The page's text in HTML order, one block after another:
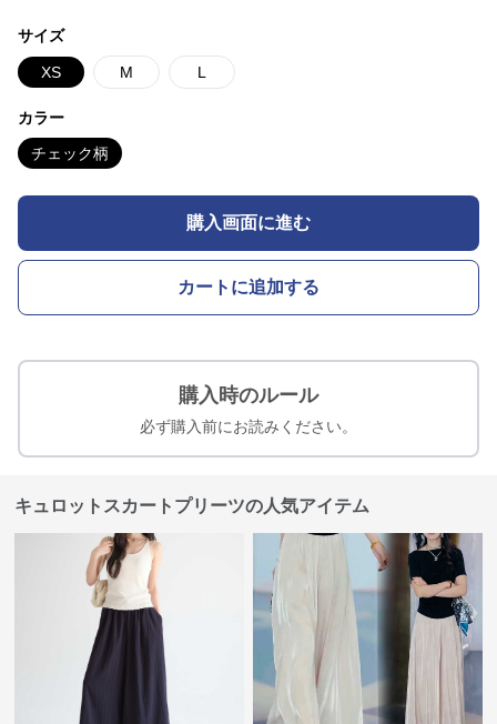
サイズ
XS M L
カラー
チェック柄
購入画面に進む
カートに追加する
購入時のルール
必ず購入前にお読みください。
キュロットスカートプリーツの人気アイテム